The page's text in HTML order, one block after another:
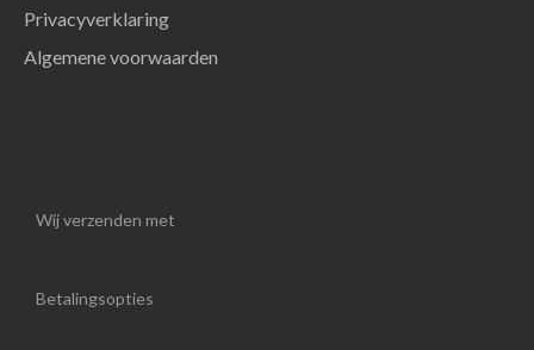
Privacyverklaring
Algemene voorwaarden
Wij verzenden met
Betalingsopties